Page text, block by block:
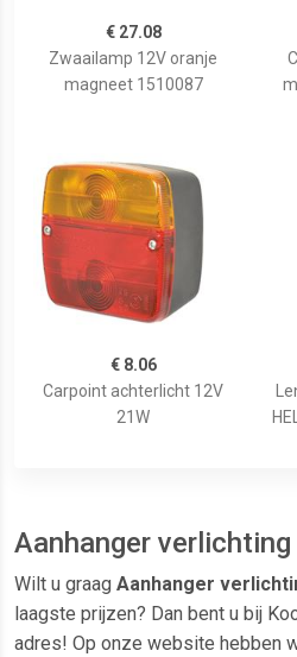
€ 27.08
Zwaailamp 12V oranje
magneet 1510087
€ 8.06
Carpoint achterlicht 12V
21W
Aanhanger verlichting
Wilt u graag Aanhanger
laagste prijzen? Dan bent u bij
adres! Op onze website hebben